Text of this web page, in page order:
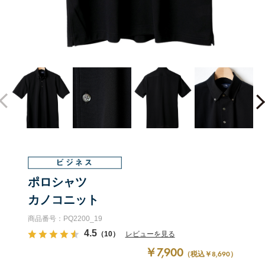
ポロシャツ
カノコニット
商品番号：PQ2200_19
4.5（10） レビューを見る
￥7,900 （税込￥8,690）